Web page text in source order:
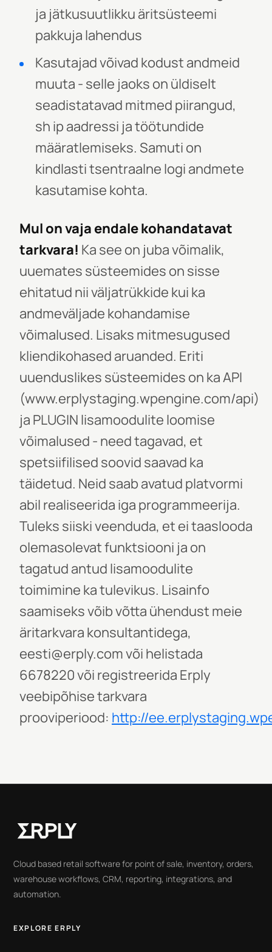
ja jätkusuutlikku äritsüsteemi
pakkuja lahendus
Kasutajad võivad kodust andmeid
muuta - selle jaoks on üldiselt
seadistatavad mitmed piirangud,
sh ip aadressi ja töötundide
määratlemiseks. Samuti on
kindlasti tsentraalne logi andmete
kasutamise kohta.
Mul on vaja endale kohandatavat
tarkvara! Ka see on juba võimalik,
uuemates süsteemides on sisse
ehitatud nii väljatrükkide kui ka
andmeväljade kohandamise
võimalused. Lisaks mitmesugused
kliendikohased aruanded. Eriti
uuenduslikes süsteemides on ka API
(www.erplystaging.wpengine.com/api)
ja PLUGIN lisamoodulite loomise
võimalused - need tagavad, et
spetsiifilised soovid saavad ka
täidetud. Neid saab avatud platvormi
abil realiseerida iga programmeerija.
Tuleks siiski veenduda, et ei taaslooda
olemasolevat funktsiooni ja on
tagatud antud lisamoodulite
toimimine ka tulevikus. Lisainfo
saamiseks võib võtta ühendust meie
äritarkvara konsultantidega,
eesti@erply.com või helistada
6678220 või registreerida Erply
veebipõhise tarkvara
prooviperiood: http://
Cloud based retail software for point of sale, inventory, orders,
warehouse workflows, CRM, reporting, integrations, and
automation.
EXPLORE ERPLY